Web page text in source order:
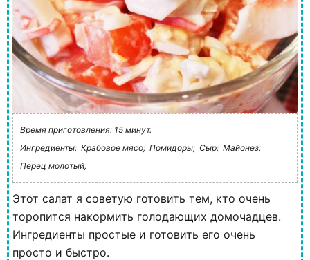
Время приготовления: 15 минут.
Ингредиенты: Крабовое мясо; Помидоры; Сыр; Майонез;
Перец молотый;
Этот салат я советую готовить тем, кто очень
торопится накормить голодающих домочадцев.
Ингредиенты простые и готовить его очень
просто и быстро.